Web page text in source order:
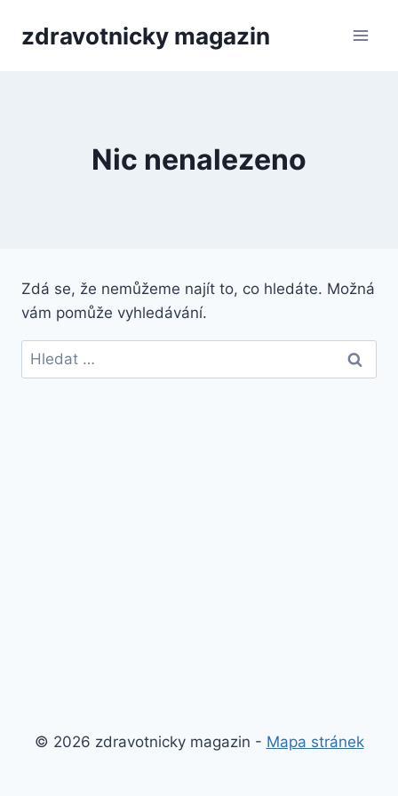
zdravotnicky magazin
Nic nenalezeno
Zdá se, že nemůžeme najít to, co hledáte. Možná
vám pomůže vyhledávání.
Vyhledávání
© 2026 zdravotnicky magazin - Mapa stránek